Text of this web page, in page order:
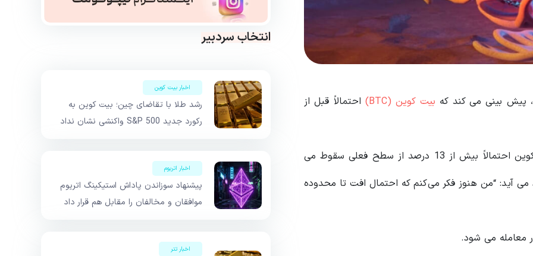
پیش بینی می کند که بیت کوین (BTC) احتمالاً قبل از
ویز به 123000 دنبال کننده یوتیوب خود گفت که بیت کوین احتمالاً بیش از 13 درصد از سطح فعلی سقوط می
آید: “من هنوز فکر می‌کنم که احتمال افت تا محدوده
انتخاب سردبیر
اخبار بیت کوین
رشد طلا با تقاضای چین؛ بیت کوین به
رکورد جدید S&P 500 واکنشی نشان نداد
اخبار اتریوم
پیشنهاد سوزاندن پاداش استیکینگ اتریوم
موافقان و مخالفان را مقابل هم قرار داد
اخبار تتر